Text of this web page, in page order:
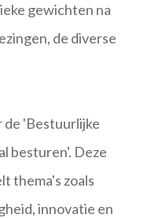
gewichten na
de diverse
de 'Bestuurlijke
besturen'. Deze
thema's zoals
innovatie en